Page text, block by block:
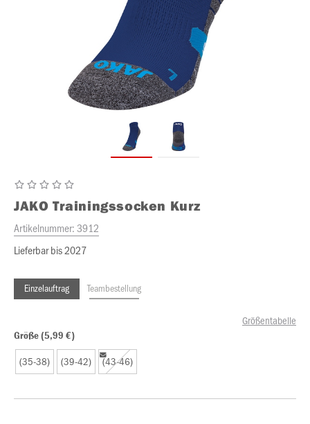
JAKO Trainingssocken Kurz
Artikelnummer:3912
Lieferbar bis 2027
Einzelauftrag Teambestellung
Größentabelle
Größe (5,99 €)
(35-38) (39-42) (43-46)